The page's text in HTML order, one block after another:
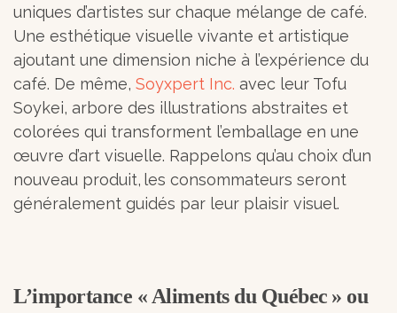
uniques d’artistes sur chaque mélange de café.
Une esthétique visuelle vivante et artistique
ajoutant une dimension niche à l’expérience du
café. De même, Soyxpert Inc. avec leur Tofu
Soykei, arbore des illustrations abstraites et
colorées qui transforment l’emballage en une
œuvre d’art visuelle. Rappelons qu’au choix d’un
nouveau produit, les consommateurs seront
généralement guidés par leur plaisir visuel.
L’importance « Aliments du Québec » ou